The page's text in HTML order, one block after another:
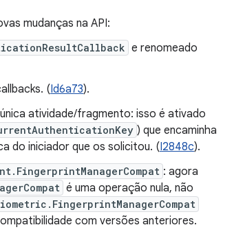
mudanças na API:
e renomeado
(Id6a73).
atividade/fragmento: isso é ativado
) que encaminha
do iniciador que os solicitou. (I2848c).
: agora
é uma operação nula, não
com versões anteriores.